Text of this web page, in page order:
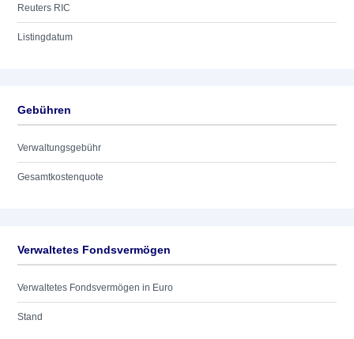
Reuters RIC
Listingdatum
Gebühren
Verwaltungsgebühr
Gesamtkostenquote
Verwaltetes Fondsvermögen
Verwaltetes Fondsvermögen in Euro
Stand